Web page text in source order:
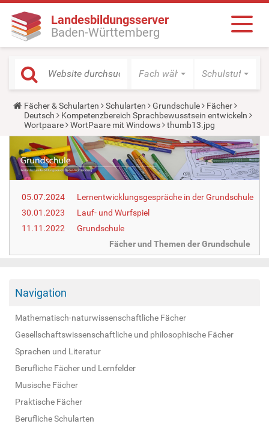
Landesbildungsserver
Baden-Württemberg
Fach wählen Schulstufe
Y
o
u
a
e
h
e
r
:
Fächer & Schularten Schularten Grundschule
Fächer
Deutsch
Kompetenzbereich Sprachbewusstsein entwickeln
Wortpaare
WortPaare mit Windows thumb13.jpg
05.07.2024
Lernentwicklungsgespräche in der Grundschule
30.01.2023
Lauf- und Wurfspiel
11.11.2022
Grundschule
Fächer und Themen der Grundschule
Navigation
Mathematisch-naturwissenschaftliche Fächer
Gesellschaftswissenschaftliche und philosophische Fächer
Sprachen und Literatur
Berufliche Fächer und Lernfelder
Musische Fächer
Praktische Fächer
Berufliche Schularten